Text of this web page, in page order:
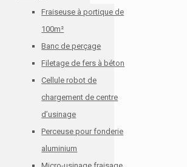
Fraiseuse à portique de
100m²
Banc de perçage
Filetage de fers à béton
Cellule robot de
chargement de centre
d’usinage
Perceuse pour fonderie
aluminium